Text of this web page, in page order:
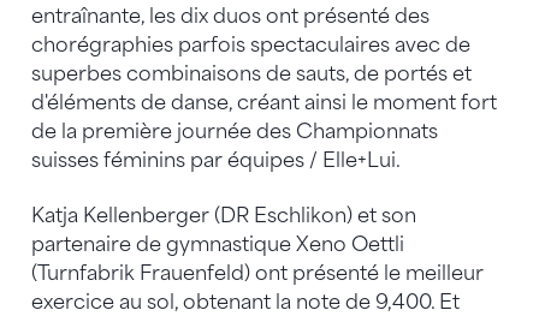
entraînante, les dix duos ont présenté des
chorégraphies parfois spectaculaires avec de
superbes combinaisons de sauts, de portés et
d'éléments de danse, créant ainsi le moment fort
de la première journée des Championnats
suisses féminins par équipes / Elle+Lui.
Katja Kellenberger (DR Eschlikon) et son
partenaire de gymnastique Xeno Oettli
(Turnfabrik Frauenfeld) ont présenté le meilleur
exercice au sol, obtenant la note de 9,400. Et